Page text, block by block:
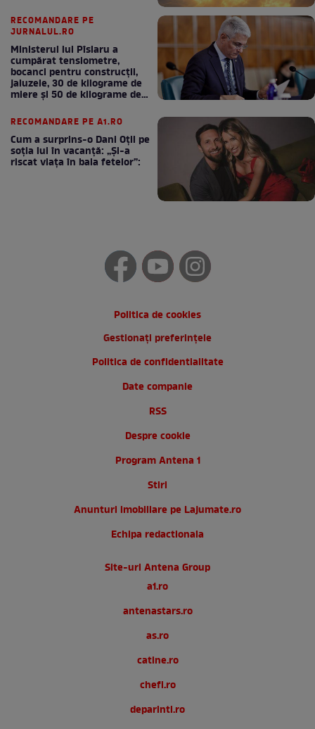
RECOMANDARE PE
JURNALUL.RO
Ministerul lui Pîslaru a
cumpărat tensiometre,
bocanci pentru construcții,
jaluzele, 30 de kilograme de
miere și 50 de kilograme de
RECOMANDARE PE A1.RO
Cum a surprins-o Dani Oțil pe
soția lui în vacanță: „Și-a
riscat viața în baia fetelor”:
Politica de cookies
Gestionați preferințele
Politica de confidentialitate
Date companie
RSS
Despre cookie
Program Antena 1
Stiri
Anunturi imobiliare pe Lajumate.ro
Echipa redactionala
Site-uri Antena Group
a1.ro
antenastars.ro
as.ro
catine.ro
chefi.ro
deparinti.ro